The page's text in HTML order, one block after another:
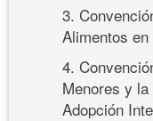
3.
Alimentos
4.
Menores y
Adopción